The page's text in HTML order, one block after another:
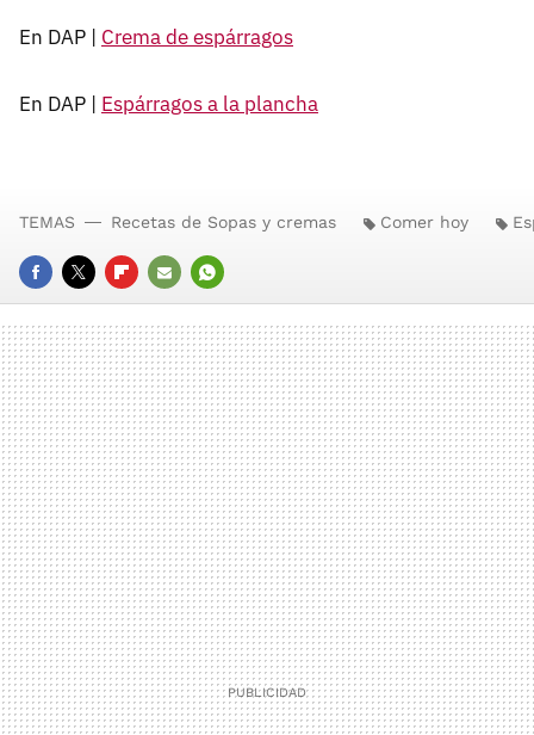
En DAP | Crema de espárragos
En DAP | Espárragos a la plancha
FACEBOOK
TWITTERFLIPBOARD
E-
MAIL
WHATSAPP
TEMAS Recetas de Sopas y cremas Comer hoy